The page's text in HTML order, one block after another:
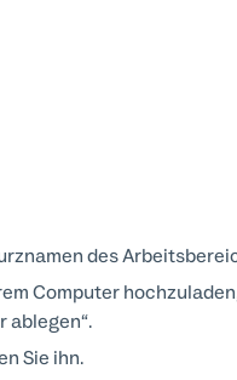
des
Computer
ablegen“.
Sie ihn.